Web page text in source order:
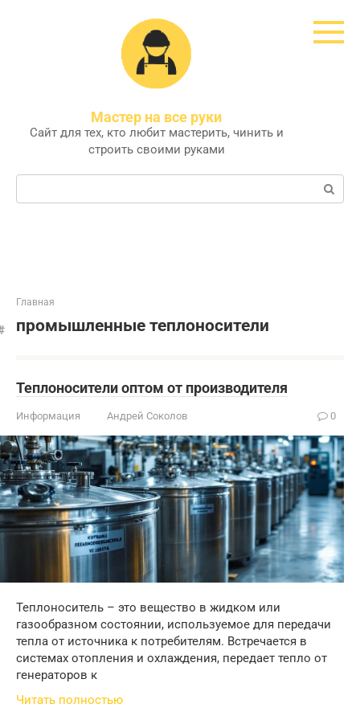
Мастер на все руки
Сайт для тех, кто любит мастерить, чинить и
строить своими руками
Поиск:
Главная
промышленные теплоносители
Теплоносители оптом от производителя
Информация Андрей Соколов 0
Теплоноситель – это вещество в жидком или
газообразном состоянии, используемое для передачи
тепла от источника к потребителям. Встречается в
системах отопления и охлаждения, передает тепло от
генераторов к
Читать полностью